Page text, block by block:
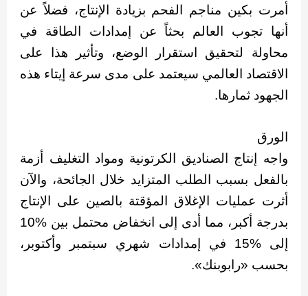
أمرت بكين مناجم الفحم بزيادة الإنتاج، فضلاً عن
أنها تجوب العالم بحثاً عن إمدادات الطاقة في
محاولة لتحقيق استقرار الوضع، وتأثير هذا على
الاقتصاد العالمي سيعتمد على مدى سرعة إيتاء هذه
الجهود ثمارها.
الورق
واجه إنتاج الصناديق الكرتونية ومواد التغليف أزمة
بالفعل بسبب الطلب المتزايد خلال الجائحة، والآن
أثرت عمليات الإغلاق المؤقتة بالصين على الإنتاج
بدرجة أكبر، مما أدى إلى انخفاض محتمل بين %10
إلى %15 في إمدادات شهري سبتمبر وأكتوبر،
بحسب «رابوبنك».